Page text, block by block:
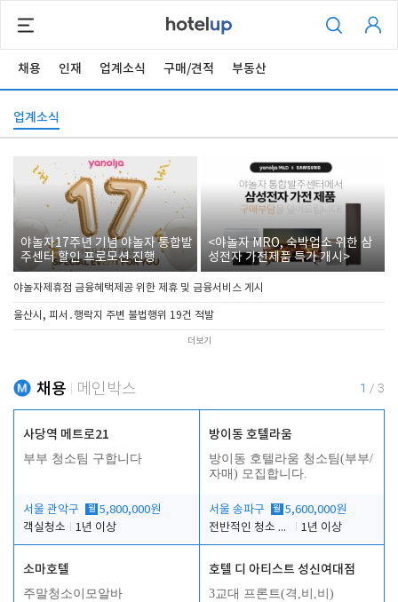
채용 인재 업계소식 구매/견적 부동산
업계소식
야놀자17주년 기념 야놀자 통합발
주센터 할인 프로모션 진행
<야놀자 MRO, 숙박업소 위한 삼
성전자 가전제품 특가 개시>
야놀자제휴점 금융혜택제공 위한 제휴 및 금융서비스 게시
울산시, 피서․행락지 주변 불법행위 19건 적발
더보기
채용 메인박스 1 / 3
사당역 메트로21
부부 청소팀 구합니다
서울 관악구 월 5,800,000원
객실청소
1년 이상
방이동 호텔라움
방이동 호텔라움 청소팀(부부/
자매) 모집합니다.
서울 송파구 월 5,600,000원
전반적인 청소 업무(객실청소.객실정리)
1년 이상
소마호텔
주말청소이모알바
호텔 디 아티스트 성신여대점
3교대 프론트(격,비,비)